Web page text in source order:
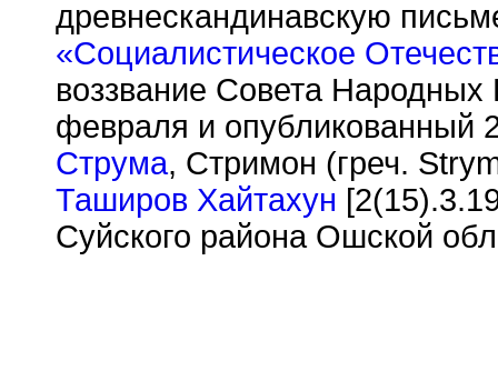
древнескандинавскую
«Социалистическое
воззвание Совета
февраля и опубликованный
Струма, Стримон (греч.
Таширов Хайтахун
Суйского района Ошской